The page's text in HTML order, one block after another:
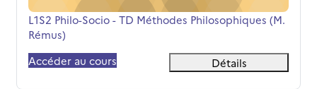
Nom du cours
L1S2 Philo-Socio - TD Méthodes Philosophiques (M.
Rémus)
Accéder au cours
Détails